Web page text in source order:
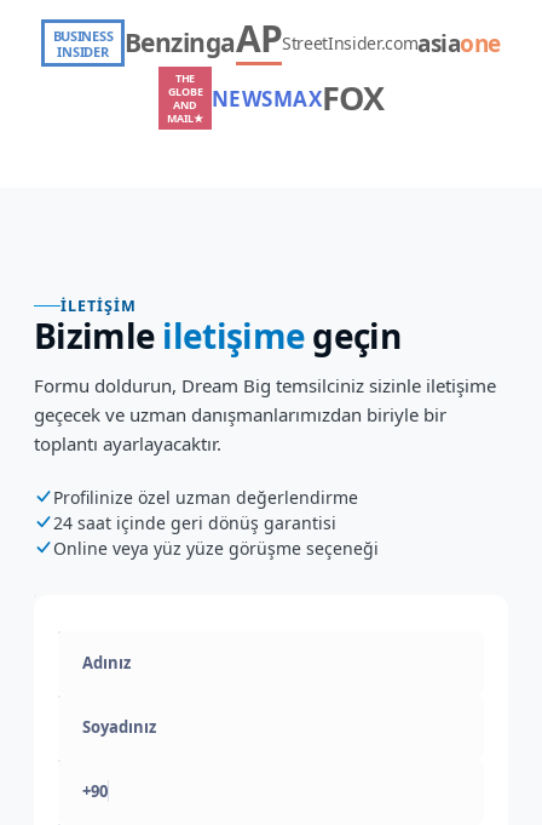
BUSINESS
INSIDER
BenzingaAPStreetInsider.comasiaone
THE
GLOBE
AND
MAIL★
NEWSMAXFOX
İLETIŞIM
Bizimle iletişimegeçin
Formu doldurun, Dream Big temsilciniz sizinle iletişime
geçecek ve uzman danışmanlarımızdan biriyle bir
toplantı ayarlayacaktır.
Profilinize özel uzman değerlendirme
24 saat içinde geri dönüş garantisi
Online veya yüz yüze görüşme seçeneği
+90